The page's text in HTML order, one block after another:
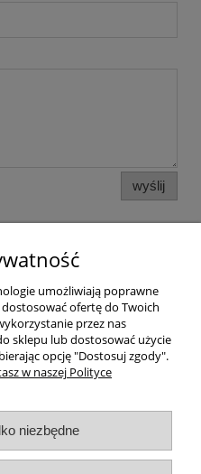
wyślij
umożliwiają poprawne
ofertę do Twoich
przez nas
sklepu lub dostosować użycie
opcję "Dostosuj zgody".
w naszej Polityce
niezbędne